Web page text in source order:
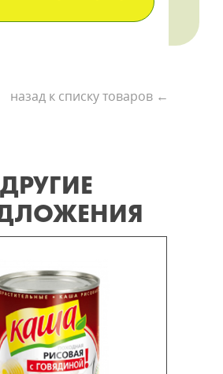
назад к списку товаров ←
ДРУГИЕ